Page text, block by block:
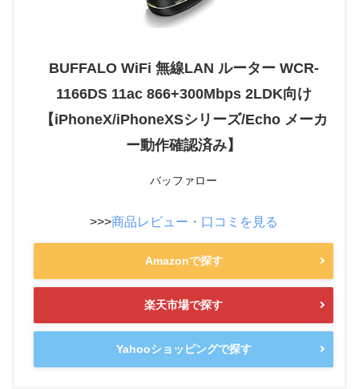
BUFFALO WiFi 無線LAN ルーター WCR-
1166DS 11ac 866+300Mbps 2LDK向け
【iPhoneX/iPhoneXSシリーズ/Echo メーカ
ー動作確認済み】
バッファロー
>>>商品レビュー・口コミを見る
Amazonで探す
楽天市場で探す
Yahooショッピングで探す